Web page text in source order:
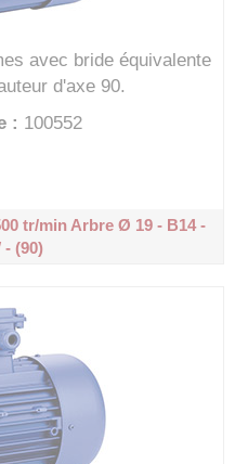
avec bride équivalente
d'axe 90.
: 100552
tr/minArbre Ø 19 - B14 -
- (90)